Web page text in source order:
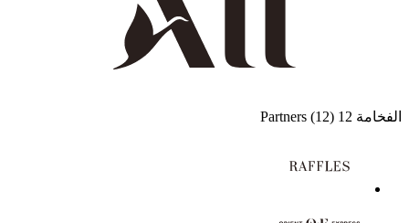
الفخامة 12 Partners
(12)